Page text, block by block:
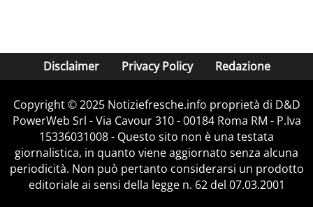
Disclaimer Privacy Policy Redazione
Copyright © 2025 Notiziefresche.info proprietà di D&D
PowerWeb Srl - Via Cavour 310 - 00184 Roma RM - P.Iva
15336031008 - Questo sito non è una testata
giornalistica, in quanto viene aggiornato senza alcuna
periodicità. Non può pertanto considerarsi un prodotto
editoriale ai sensi della legge n. 62 del 07.03.2001